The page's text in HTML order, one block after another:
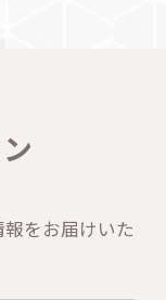
をお届けいた